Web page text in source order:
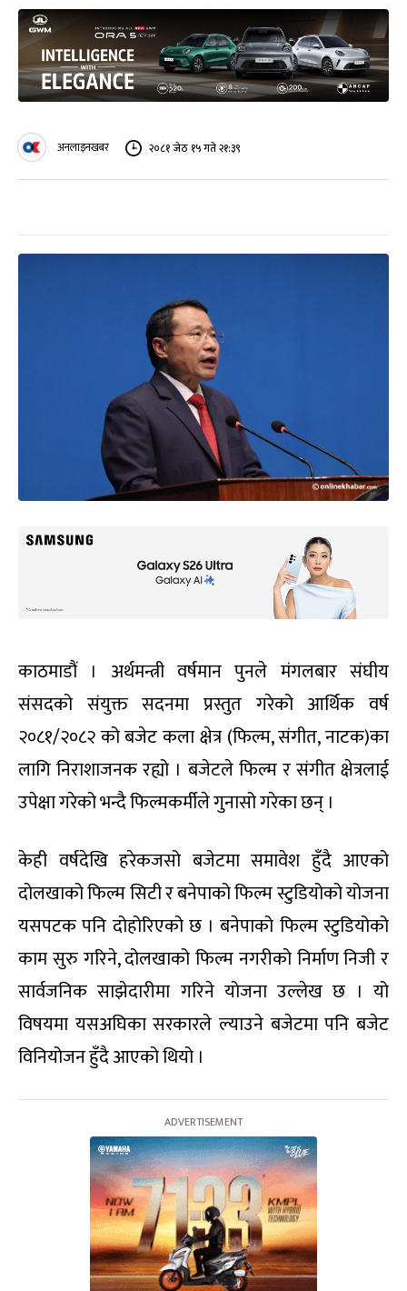
अनलाइनखबर २०८१ जेठ १५ गते २१:३९
काठमाडौं । अर्थमन्त्री वर्षमान पुनले मंगलबार संघीय
संसदको संयुक्त सदनमा प्रस्तुत गरेको आर्थिक वर्ष
२०८१/२०८२ को बजेट कला क्षेत्र (फिल्म, संगीत, नाटक)का
लागि निराशाजनक रह्यो । बजेटले फिल्म र संगीत क्षेत्रलाई
उपेक्षा गरेको भन्दै फिल्मकर्मीले गुनासो गरेका छन् ।
केही वर्षदेखि हरेकजसो बजेटमा समावेश हुँदै आएको
दोलखाको फिल्म सिटी र बनेपाको फिल्म स्टुडियोको योजना
यसपटक पनि दोहोरिएको छ । बनेपाको फिल्म स्टुडियोको
काम सुरु गरिने, दोलखाको फिल्म नगरीको निर्माण निजी र
सार्वजनिक साझेदारीमा गरिने योजना उल्लेख छ । यो
विषयमा यसअघिका सरकारले ल्याउने बजेटमा पनि बजेट
विनियोजन हुँदै आएको थियो ।